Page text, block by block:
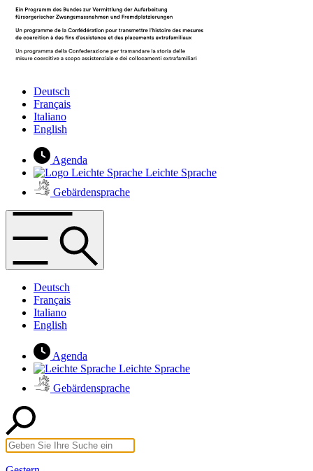
Deutsch
Français
Italiano
English
Agenda
Leichte Sprache
Gebärdensprache
Deutsch
Français
Italiano
English
Agenda
Leichte Sprache
Gebärdensprache